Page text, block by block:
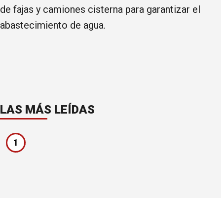
de fajas y camiones cisterna para garantizar el
abastecimiento de agua.
LAS MÁS LEÍDAS
1